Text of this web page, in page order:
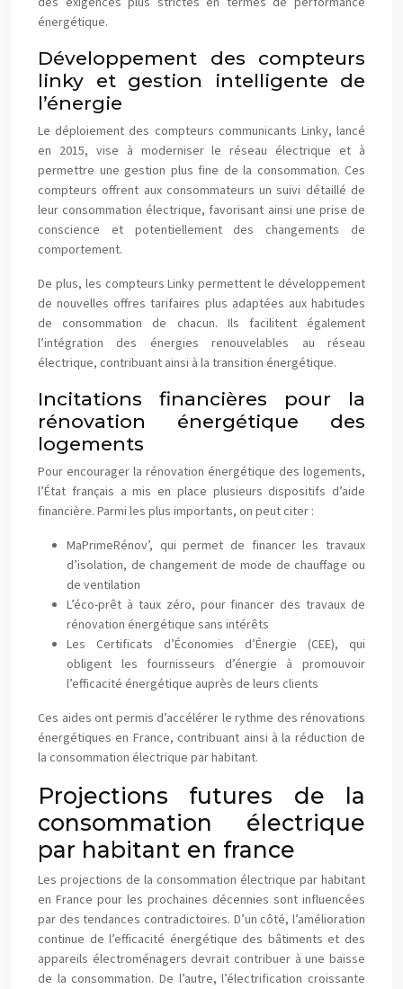
énergétique.
Développement des compteurs
linky et gestion intelligente de
l’énergie
Le déploiement des compteurs communicants Linky, lancé
en 2015, vise à moderniser le réseau électrique et à
permettre une gestion plus fine de la consommation. Ces
compteurs offrent aux consommateurs un suivi détaillé de
leur consommation électrique, favorisant ainsi une prise de
conscience et potentiellement des changements de
comportement.
De plus, les compteurs Linky permettent le développement
de nouvelles offres tarifaires plus adaptées aux habitudes
de consommation de chacun. Ils facilitent également
l’intégration des énergies renouvelables au réseau
électrique, contribuant ainsi à la transition énergétique.
Incitations financières pour la
rénovation énergétique des
logements
Pour encourager la rénovation énergétique des logements,
l’État français a mis en place plusieurs dispositifs d’aide
financière. Parmi les plus importants, on peut citer :
MaPrimeRénov’, qui permet de financer les travaux
d’isolation, de changement de mode de chauffage ou
de ventilation
L’éco-prêt à taux zéro, pour financer des travaux de
rénovation énergétique sans intérêts
Les Certificats d’Économies d’Énergie (CEE), qui
obligent les fournisseurs d’énergie à promouvoir
l’efficacité énergétique auprès de leurs clients
Ces aides ont permis d’accélérer le rythme des rénovations
énergétiques en France, contribuant ainsi à la réduction de
la consommation électrique par habitant.
Projections futures de la
consommation électrique
par habitant en france
Les projections de la consommation électrique par habitant
en France pour les prochaines décennies sont influencées
par des tendances contradictoires. D’un côté, l’amélioration
continue de l’efficacité énergétique des bâtiments et des
appareils électroménagers devrait contribuer à une baisse
de la consommation. De l’autre, l’électrification croissante